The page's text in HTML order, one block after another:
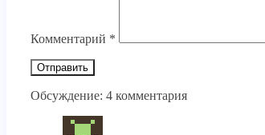
Комментарий *
Обсуждение: 4 комментария